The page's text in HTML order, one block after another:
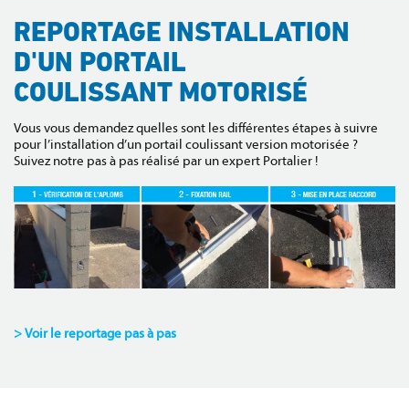
REPORTAGE INSTALLATION
D'UN PORTAIL
COULISSANT MOTORISÉ
Vous vous demandez quelles sont les différentes étapes à suivre
pour l’installation d’un portail coulissant version motorisée ?
Suivez notre pas à pas réalisé par un expert Portalier !
> Voir le reportage pas à pas